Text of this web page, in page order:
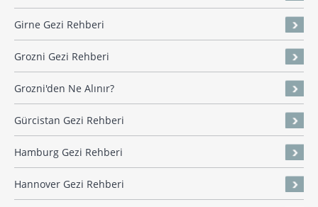
Girne Gezi Rehberi
Grozni Gezi Rehberi
Grozni'den Ne Alınır?
Gürcistan Gezi Rehberi
Hamburg Gezi Rehberi
Hannover Gezi Rehberi